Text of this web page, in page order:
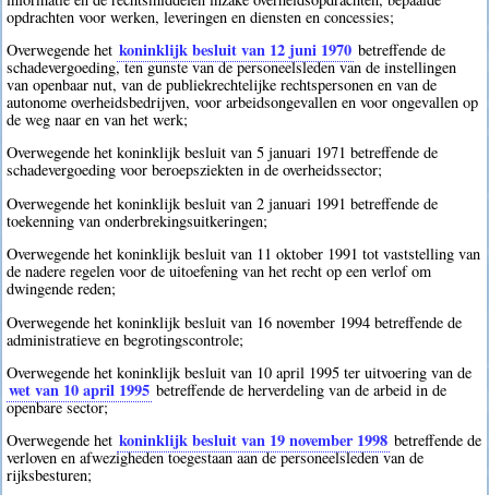
opdrachten voor werken, leveringen en diensten en concessies;
Overwegende het koninklijk besluit van 12 juni 1970 betreffende de
schadevergoeding, ten gunste van de personeelsleden van de instellingen
van openbaar nut, van de publiekrechtelijke rechtspersonen en van de
autonome overheidsbedrijven, voor arbeidsongevallen en voor ongevallen op
de weg naar en van het werk;
Overwegende het koninklijk besluit van 5 januari 1971 betreffende de
schadevergoeding voor beroepsziekten in de overheidssector;
Overwegende het koninklijk besluit van 2 januari 1991 betreffende de
toekenning van onderbrekingsuitkeringen;
Overwegende het koninklijk besluit van 11 oktober 1991 tot vaststelling van
de nadere regelen voor de uitoefening van het recht op een verlof om
dwingende reden;
Overwegende het koninklijk besluit van 16 november 1994 betreffende de
administratieve en begrotingscontrole;
Overwegende het koninklijk besluit van 10 april 1995 ter uitvoering van de
wet van 10 april 1995 betreffende de herverdeling van de arbeid in de
openbare sector;
Overwegende het koninklijk besluit van 19 november 1998 betreffende de
verloven en afwezigheden toegestaan aan de personeelsleden van de
rijksbesturen;